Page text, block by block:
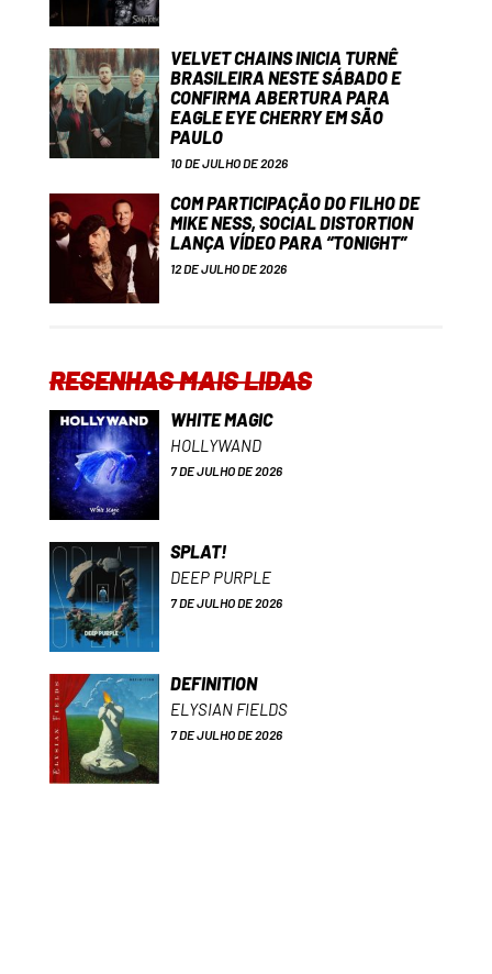
VELVET CHAINS INICIA TURNÊ
BRASILEIRA NESTE SÁBADO E
CONFIRMA ABERTURA PARA
EAGLE EYE CHERRY EM SÃO
PAULO
10 DE JULHO DE 2026
COM PARTICIPAÇÃO DO FILHO DE
MIKE NESS, SOCIAL DISTORTION
LANÇA VÍDEO PARA “TONIGHT”
12 DE JULHO DE 2026
RESENHAS MAIS LIDAS
WHITE MAGIC
HOLLYWAND
7 DE JULHO DE 2026
SPLAT!
DEEP PURPLE
7 DE JULHO DE 2026
DEFINITION
ELYSIAN FIELDS
7 DE JULHO DE 2026